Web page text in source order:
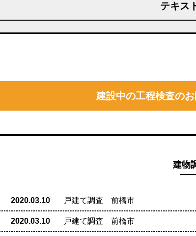
テキス
建設中の工程検査の
建物
2020.03.10 戸建て調査 前橋市
2020.03.10 戸建て調査 前橋市